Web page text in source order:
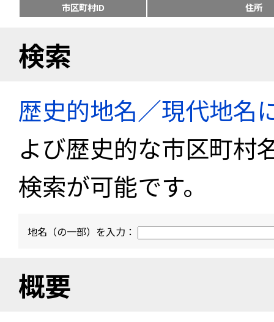
市区町村ID 住所
検索
歴史的地名／現代地名
よび歴史的な市区町村
検索が可能です。
地名（の一部）を入力：
概要